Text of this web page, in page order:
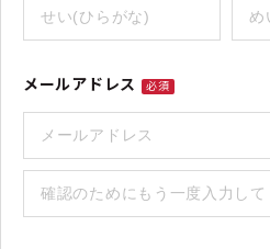
メールアドレス 必須